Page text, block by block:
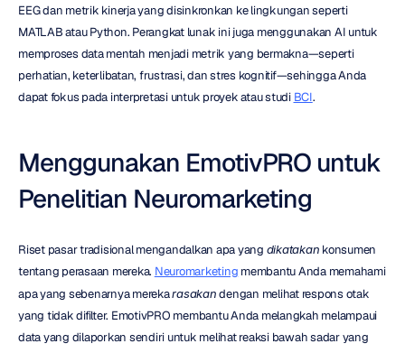
EEG dan metrik kinerja yang disinkronkan ke lingkungan seperti
MATLAB atau Python. Perangkat lunak ini juga menggunakan AI untuk
memproses data mentah menjadi metrik yang bermakna—seperti
perhatian, keterlibatan, frustrasi, dan stres kognitif—sehingga Anda
dapat fokus pada interpretasi untuk proyek atau studi BCI.
Menggunakan EmotivPRO untuk
Penelitian Neuromarketing
Riset pasar tradisional mengandalkan apa yang dikatakan konsumen
tentang perasaan mereka. Neuromarketing membantu Anda memahami
apa yang sebenarnya mereka rasakan dengan melihat respons otak
yang tidak difilter. EmotivPRO membantu Anda melangkah melampaui
data yang dilaporkan sendiri untuk melihat reaksi bawah sadar yang